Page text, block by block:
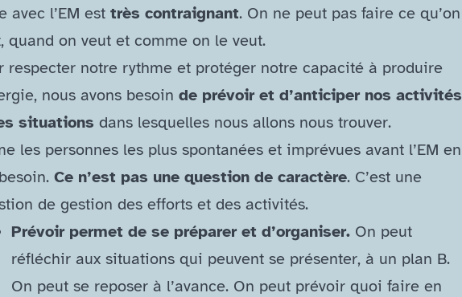
avec l’EM est très contraignant. On ne peut pas faire ce qu’on
quand on veut et comme on le veut.
respecter notre rythme et protéger notre capacité à produire
nous avons besoin de prévoir et d’anticiper nos activités
situations dans lesquelles nous allons nous trouver.
les personnes les plus spontanées et imprévues avant l’EM en
Ce n’est pas une question de caractère. C’est une
de gestion des efforts et des activités.
Prévoir permet de se préparer et d’organiser. On peut
réfléchir aux situations qui peuvent se présenter, à un plan B.
On peut se reposer à l’avance. On peut prévoir quoi faire en